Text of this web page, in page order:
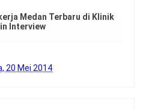
Medan Terbaru di Klinik
Interview
20 Mei 2014